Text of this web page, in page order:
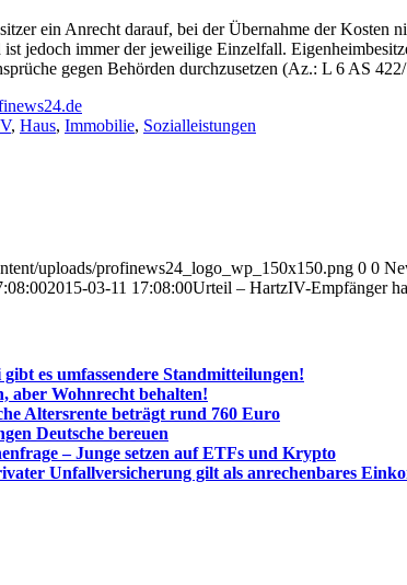
ein Anrecht darauf, bei der Übernahme der
jedoch immer der jeweilige Einzelfall.
gegen Behörden durchzusetzen (Az.: L 6 AS
, Haus, Immobilie, Sozialleistungen
uploads/profinews24_logo_wp_150x150.png 0 0
2015-03-11 17:08:00Urteil – HartzIV-Empfänger
es umfassendere Standmitteilungen!
aber Wohnrecht behalten!
Altersrente beträgt rund 760 Euro
Deutsche bereuen
– Junge setzen auf ETFs und Krypto
Unfallversicherung gilt als anrechenbares